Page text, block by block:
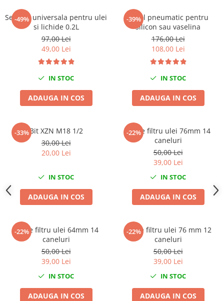
Masini de polishat
Pistoale aer cald
Pistoale electrice de impact
Polizoare unghiulare
Scule fixare distributie
Audi
Bmw
Dacia
Jaguar
Jeep
Mercedes
-49%
Seringa universala pentru ulei
si lichide 0.2L
97,00 Lei
49,00 Lei
IN STOC
ADAUGA IN COS
-39%
Pistol pneumatic pentru
silicon sau vaselina
176,00 Lei
108,00 Lei
IN STOC
ADAUGA IN COS
-33%Bit XZN M18 1/2
30,00 Lei
20,00 Lei
IN STOC
ADAUGA IN COS
-22%
Cheie filtru ulei 76mm 14
caneluri
50,00 Lei
39,00 Lei
IN STOC
ADAUGA IN COS
-22%
Cheie filtru ulei 64mm 14
caneluri
50,00 Lei
39,00 Lei
IN STOC
ADAUGA IN COS
-22%
Cheie filtru ulei 76 mm 12
caneluri
50,00 Lei
39,00 Lei
IN STOC
ADAUGA IN COS